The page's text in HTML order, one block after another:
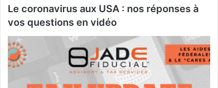
Le coronavirus aux USA : nos réponses à
vos questions en vidéo